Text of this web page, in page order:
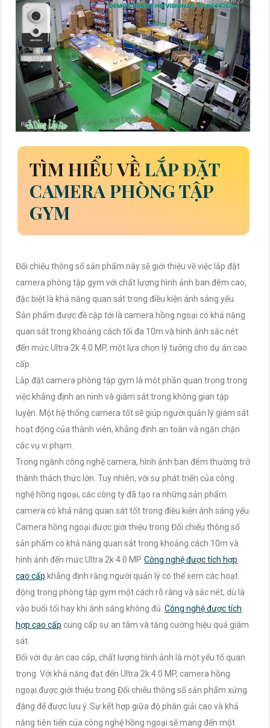
TÌM HIỂU VỀ LẮP ĐẶT
CAMERA PHÒNG TẬP
GYM
Đối chiếu thông số sản phẩm này sẽ giới thiệu về việc lắp đặt
camera phòng tập gym với chất lượng hình ảnh ban đêm cao,
đặc biệt là khả năng quan sát trong điều kiện ánh sáng yếu.
Sản phẩm được đề cập tới là camera hồng ngoại có khả năng
quan sát trong khoảng cách tối đa 10m và hình ảnh sắc nét
đến mức Ultra 2k 4.0 MP, một lựa chọn lý tưởng cho dự án cao
cấp.
Lắp đặt camera phòng tập gym là một phần quan trọng trong
việc khẳng định an ninh và giám sát trong không gian tập
luyện. Một hệ thống camera tốt sẽ giúp người quản lý giám sát
hoạt động của thành viên, khẳng định an toàn và ngăn chặn
các vụ vi phạm.
Trong ngành công nghệ camera, hình ảnh ban đêm thường trở
thành thách thức lớn. Tuy nhiên, với sự phát triển của công
nghệ hồng ngoại, các công ty đã tạo ra những sản phẩm
camera có khả năng quan sát tốt trong điều kiện ánh sáng yếu.
Camera hồng ngoại được giới thiệu trong Đối chiếu thông số
sản phẩm có khả năng quan sát trong khoảng cách 10m và
hình ảnh đến mức Ultra 2k 4.0 MP. Công nghệ được tích hợp
cao cấp khẳng định rằng người quản lý có thể xem các hoạt
động trong phòng tập gym một cách rõ ràng và sắc nét, dù là
vào buổi tối hay khi ánh sáng không đủ. Công nghệ được tích
hợp cao cấp cung cấp sự an tâm và tăng cường hiệu quả giám
sát.
Đối với dự án cao cấp, chất lượng hình ảnh là một yếu tố quan
trọng. Với khả năng đạt đến Ultra 2k 4.0 MP, camera hồng
ngoại được giới thiệu trong Đối chiếu thông số sản phẩm xứng
đáng để được lưu ý. Sự kết hợp giữa độ phân giải cao và khả
năng tiên tiến của công nghệ hồng ngoại sẽ mang đến một